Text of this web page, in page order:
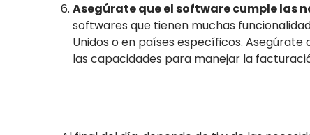
Asegúrate que el software cumple las
softwares que tienen muchas
Unidos o en países específicos.
las capacidades para manejar la